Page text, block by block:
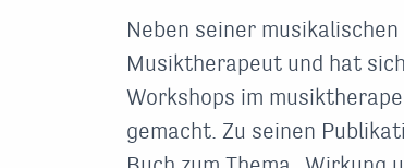
Neben seiner
Musiktherapeut und hat
Workshops im
gemacht. Zu seinen